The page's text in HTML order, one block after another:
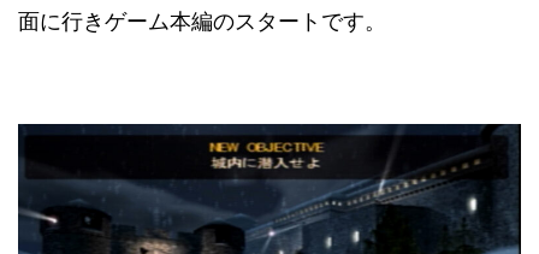
面に行きゲーム本編のスタートです。